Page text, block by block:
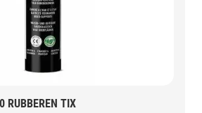
RUBBEREN TIX